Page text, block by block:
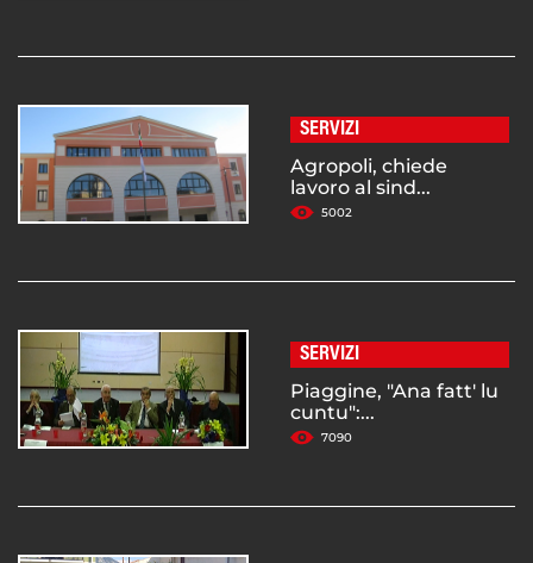
SERVIZI
Agropoli, chiede
lavoro al sind...
5002
SERVIZI
Piaggine, "Ana fatt' lu
cuntu":...
7090